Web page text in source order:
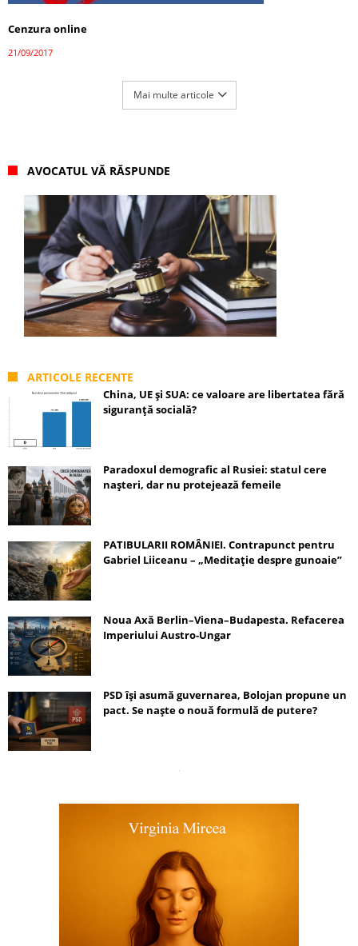
Cenzura online
21/09/2017
Mai multe articole
AVOCATUL VĂ RĂSPUNDE
ARTICOLE RECENTE
China, UE și SUA: ce valoare are libertatea fără
siguranță socială?
Paradoxul demografic al Rusiei: statul cere
nașteri, dar nu protejează femeile
PATIBULARII ROMÂNIEI. Contrapunct pentru
Gabriel Liiceanu – „Meditație despre gunoaie”
Noua Axă Berlin–Viena–Budapesta. Refacerea
Imperiului Austro-Ungar
PSD își asumă guvernarea, Bolojan propune un
pact. Se naște o nouă formulă de putere?